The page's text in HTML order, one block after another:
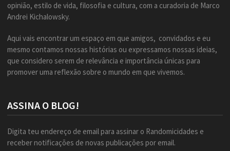
opinião, estilo de vida, filosofia e cultura, com a curadoria de Marco
Andrei Kichalowsky.
Aqui vais encontrar um espaço em que amigos, convidados e eu
mesmo contamos nossas histórias ou expressamos nossas ideias,
que considero serem de relevância e importância únicas para
promover uma reflexão sobre o mundo em que vivemos.
ASSINA O BLOG!
Digita teu endereço de email para assinar o Randomicidades e
receber notificações de novas publicações por email.